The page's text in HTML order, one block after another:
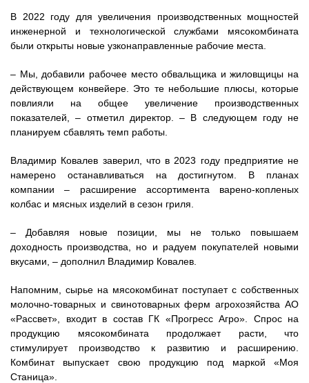
В 2022 году для увеличения производственных мощностей
инженерной и технологической службами мясокомбината
были открыты новые узконаправленные рабочие места.
– Мы, добавили рабочее место обвальщика и жиловщицы на
действующем конвейере. Это те небольшие плюсы, которые
повлияли на общее увеличение производственных
показателей, – отметил директор. – В следующем году не
планируем сбавлять темп работы.
Владимир Ковалев заверил, что в 2023 году предприятие не
намерено останавливаться на достигнутом. В планах
компании – расширение ассортимента варено-копленых
колбас и мясных изделий в сезон гриля.
– Добавляя новые позиции, мы не только повышаем
доходность производства, но и радуем покупателей новыми
вкусами, – дополнил Владимир Ковалев.
Напомним, сырье на мясокомбинат поступает с собственных
молочно-товарных и свинотоварных ферм агрохозяйства АО
«Рассвет», входит в состав ГК «Прогресс Агро». Спрос на
продукцию мясокомбината продолжает расти, что
стимулирует производство к развитию и расширению.
Комбинат выпускает свою продукцию под маркой «Моя
Станица».